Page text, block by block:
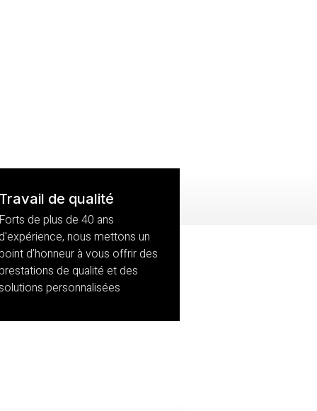
de qualité
de plus de 40 ans
nous mettons un
d’honneur à vous offrir des
de qualité et des
personnalisées